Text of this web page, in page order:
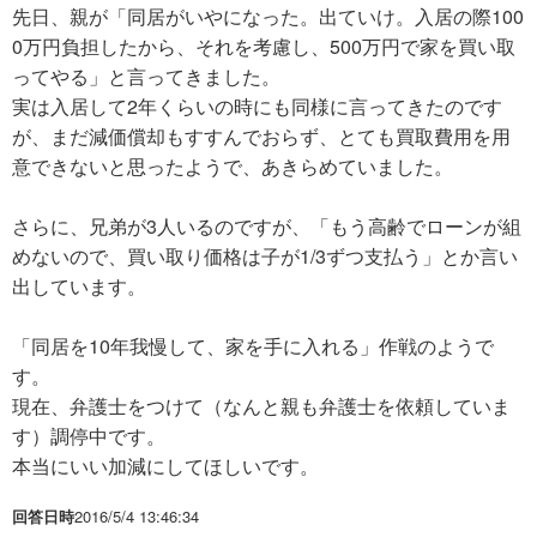
先日、親が「同居がいやになった。出ていけ。入居の際100
0万円負担したから、それを考慮し、500万円で家を買い取
ってやる」と言ってきました。
実は入居して2年くらいの時にも同様に言ってきたのです
が、まだ減価償却もすすんでおらず、とても買取費用を用
意できないと思ったようで、あきらめていました。
さらに、兄弟が3人いるのですが、「もう高齢でローンが組
めないので、買い取り価格は子が1/3ずつ支払う」とか言い
出しています。
「同居を10年我慢して、家を手に入れる」作戦のようで
す。
現在、弁護士をつけて（なんと親も弁護士を依頼していま
す）調停中です。
本当にいい加減にしてほしいです。
回答日時2016/5/4 13:46:34